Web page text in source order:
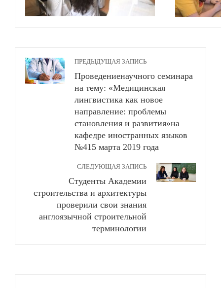
ПРЕДЫДУЩАЯ ЗАПИСЬ
Проведениенаучного семинара
на тему: «Медицинская
лингвистика как новое
направление: проблемы
становления и развития»на
кафедре иностранных языков
№415 марта 2019 года
СЛЕДУЮЩАЯ ЗАПИСЬ
Студенты Академии
строительства и архитектуры
проверили свои знания
англоязычной строительной
терминологии